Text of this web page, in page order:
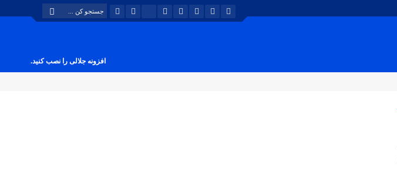
افزونه جلالی را نصب کنید.